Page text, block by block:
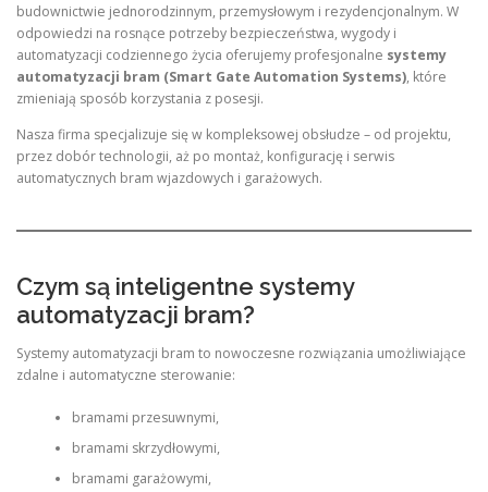
budownictwie jednorodzinnym, przemysłowym i rezydencjonalnym. W
odpowiedzi na rosnące potrzeby bezpieczeństwa, wygody i
automatyzacji codziennego życia oferujemy profesjonalne systemy
automatyzacji bram (Smart Gate Automation Systems), które
zmieniają sposób korzystania z posesji.
Nasza firma specjalizuje się w kompleksowej obsłudze – od projektu,
przez dobór technologii, aż po montaż, konfigurację i serwis
automatycznych bram wjazdowych i garażowych.
Czym są inteligentne systemy
automatyzacji bram?
Systemy automatyzacji bram to nowoczesne rozwiązania umożliwiające
zdalne i automatyczne sterowanie:
bramami przesuwnymi,
bramami skrzydłowymi,
bramami garażowymi,